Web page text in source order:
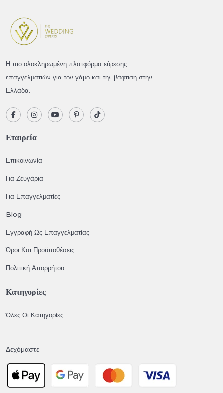
Η πιο ολοκληρωμένη πλατφόρμα εύρεσης
επαγγελματιών για τον γάμο και την βάφτιση στην
Ελλάδα.
Εταιρεία
Επικοινωνία
Για Ζευγάρια
Για Επαγγελματίες
Blog
Εγγραφή Ως Επαγγελματίας
Όροι Και Προϋποθέσεις
Πολιτική Απορρήτου
Κατηγορίες
Όλες Οι Κατηγορίες
Δεχόμαστε